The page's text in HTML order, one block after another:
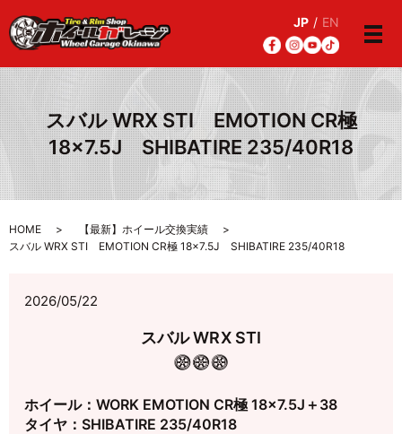
JP / EN
メ
スバル WRX STI EMOTION CR極
18×7.5J SHIBATIRE 235/40R18
HOME
【最新】ホイール交換実績
スバル WRX STI EMOTION CR極 18×7.5J SHIBATIRE 235/40R18
2026/05/22
スバル WRX STI
ホイール：WORK EMOTION CR極 18×7.5J＋38
タイヤ：SHIBATIRE 235/40R18